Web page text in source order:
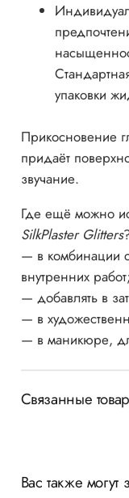
упаковки
Прикосновение
придаёт
звучание.
Где ещё можно
SilkPlaster Glitters
— в комбинации
внутренних работ;
— добавлять в
— в
— в маникюре,
Связанные
Вас также могут